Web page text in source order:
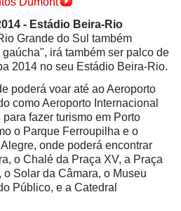
- Estádio Beira-Rio
Grande do Sul também
irá também ser palco de
2014 no seu Estádio Beira-Rio.
poderá voar até ao Aeroporto
como Aeroporto Internacional
fazer turismo em Porto
o Parque Ferroupilha e o
onde poderá encontrar
o Chalé da Praça XV, a Praça
Solar da Câmara, o Museu
Público, e a Catedral